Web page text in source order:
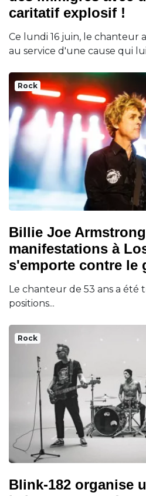
caritatif explosif !
Ce lundi 16 juin, le chanteur
au service d'une cause qui
Rock
Billie Joe
manifestations à
s'emporte contre le
Le chanteur de 53 ans a été
positions...
Rock
Blink-182 organise